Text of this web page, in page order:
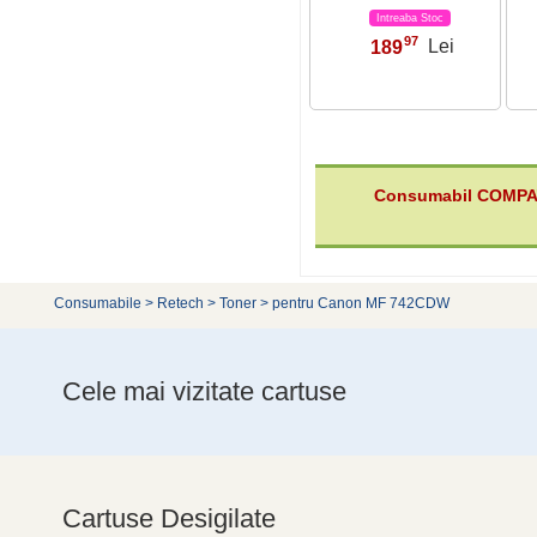
Intreaba Stoc
189,97 Lei
Consumabil
Consumabile > Retech > Toner > pentru Canon MF 742CDW
Cele mai vizitate cartuse
Cartuse Desigilate